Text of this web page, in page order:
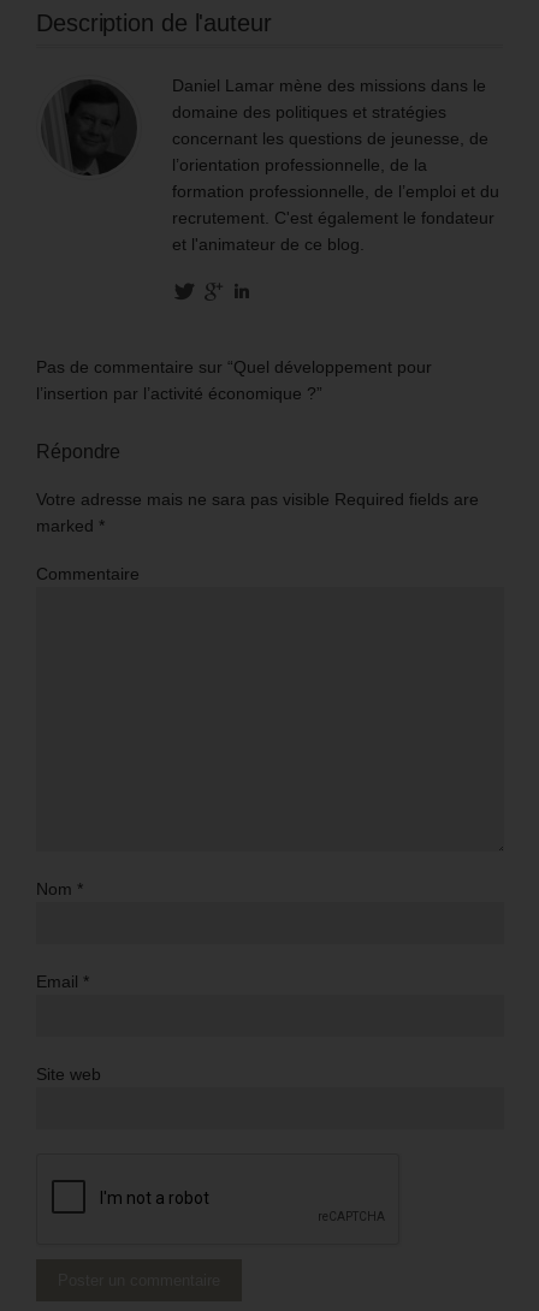
Description de l'auteur
Daniel Lamar mène des missions dans le
domaine des politiques et stratégies
concernant les questions de jeunesse, de
l’orientation professionnelle, de la
formation professionnelle, de l’emploi et du
recrutement. C'est également le fondateur
et l'animateur de ce blog.
Pas de commentaire sur “Quel développement pour
l’insertion par l’activité économique ?”
Répondre
Votre adresse mais ne sara pas visible Required fields are
marked *
Commentaire
Nom *
Email *
Site web